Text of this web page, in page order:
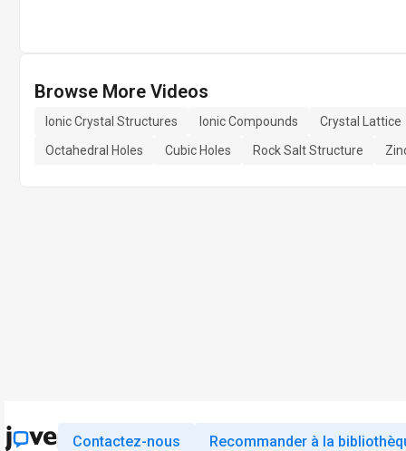
Browse More Videos
Ionic Crystal Structures Ionic Compounds
Crystal Lattice
Octahedral Holes
Cubic Holes Rock Salt Structure
Contactez-nous Recommander à la